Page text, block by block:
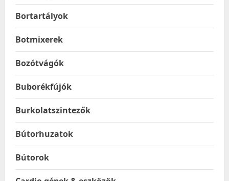
Bortartályok
Botmixerek
Bozótvágók
Buborékfújók
Burkolatszintezők
Bútorhuzatok
Bútorok